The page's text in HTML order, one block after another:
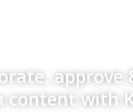
approve
content with